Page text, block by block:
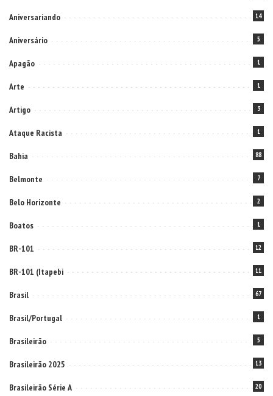
Aniversariando 14
Aniversário 5
Apagão 1
Arte 1
Artigo 3
Ataque Racista 1
Bahia 88
Belmonte 7
Belo Horizonte 2
Boatos 1
BR-101 12
BR-101 (Itapebi 11
Brasil 67
Brasil/Portugal 1
Brasileirão 5
Brasileirão 2025 13
Brasileirão Série A 20